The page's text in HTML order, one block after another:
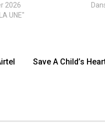
2026
UNE"
Save A Child’s